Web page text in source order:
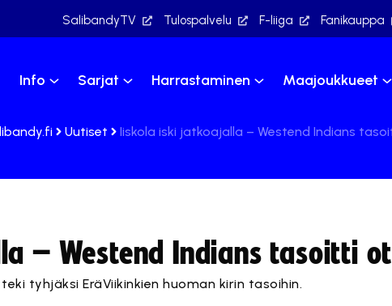
SalibandyTV Tulospalvelu F-liiga Fanikauppa
Info Sarjat Harrastaminen Maajoukkueet
Uutiset Iiskola iski jatkoajalla – Westend Indians
– Westend Indians tasoitti
tyhjäksi EräViikinkien huoman kirin tasoihin.